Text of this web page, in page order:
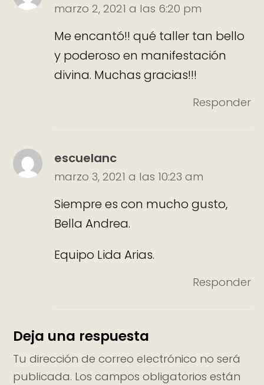
marzo 2, 2021 a las 6:20 pm
Me encantó!! qué taller tan bello
y poderoso en manifestación
divina. Muchas gracias!!!
Responder
escuelanc
marzo 3, 2021 a las 10:23 am
Siempre es con mucho gusto,
Bella Andrea.
Equipo Lida Arias.
Responder
Deja una respuesta
Tu dirección de correo electrónico no será
publicada. Los campos obligatorios están